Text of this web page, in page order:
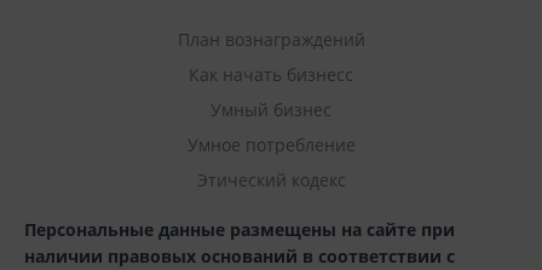
План вознаграждений
Как начать бизнесс
Умный бизнес
Умное потребление
Этический кодекс
Персональные данные размещены на сайте при
наличии правовых оснований в соответствии с